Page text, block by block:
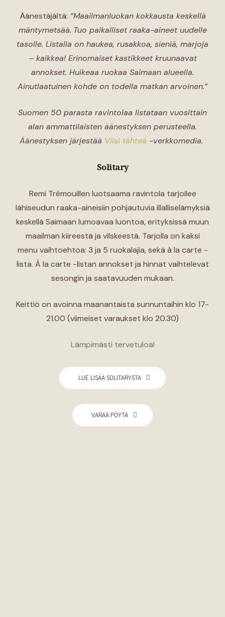
Äänestäjältä: ”Maailmanluokan kokkausta keskellä
mäntymetsää. Tuo paikalliset raaka-aineet uudelle
tasolle. Listalla on haukea, rusakkoa, sieniä, marjoja
– kaikkea! Erinomaiset kastikkeet kruunaavat
annokset. Huikeaa ruokaa Saimaan alueella.
Ainutlaatuinen kohde on todella matkan arvoinen.”
Suomen 50 parasta ravintolaa listataan vuosittain
alan ammattilaisten äänestyksen perusteella.
Äänestyksen järjestää Viisi tähteä -verkkomedia.
Solitary
Remi Trémouillen luotsaama ravintola tarjoilee
lähiseudun raaka-aineisiin pohjautuvia illalliselämyksiä
keskellä Saimaan lumoavaa luontoa, erityksissä muun
maailman kiireestä ja vilskeestä. Tarjolla on kaksi
menu vaihtoehtoa: 3 ja 5 ruokalajia, sekä à la carte -
lista. À la carte -listan annokset ja hinnat vaihtelevat
sesongin ja saatavuuden mukaan.
Keittiö on avoinna maanantaista sunnuntaihin klo 17-
21.00 (viimeiset varaukset klo 20.30)
Lämpimästi tervetuloa!
LUE LISÄÄ SOLITARYSTA
VARAA PÖYTÄ